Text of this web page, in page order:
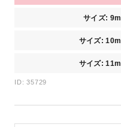
サイズ:
サイズ:
サイズ:
ID: 35729